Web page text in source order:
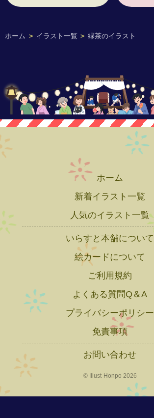
ホーム > イラスト一覧 > 緑茶のイラスト
ホーム
新着イラスト一覧
人気のイラスト一覧
いらすと本舗について
絵カードについて
ご利用規約
よくある質問Q＆A
プライバシーポリシー
免責事項
お問い合わせ
© Illust-Honpo 2026